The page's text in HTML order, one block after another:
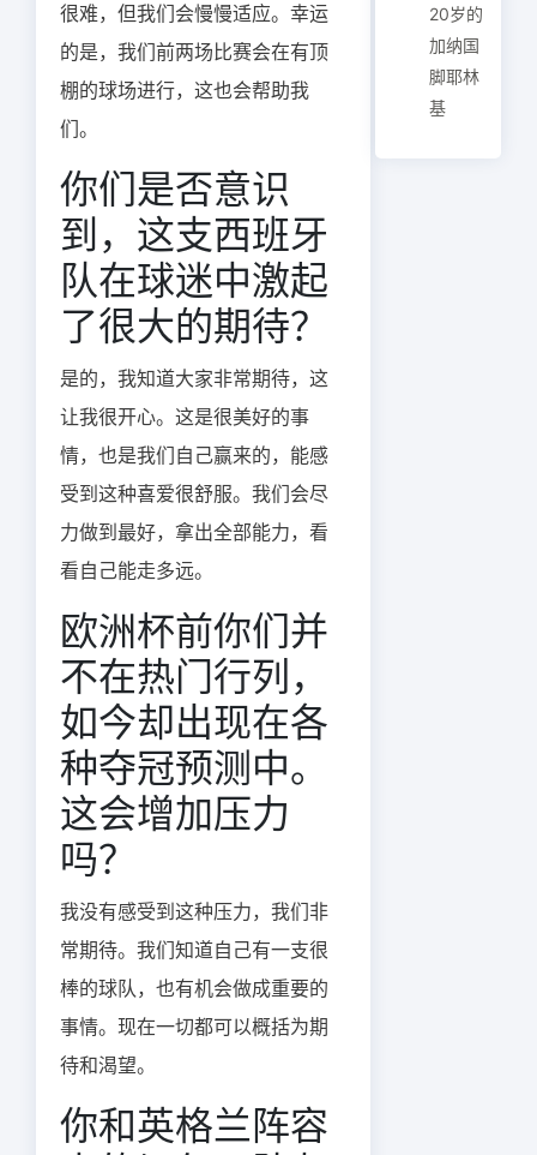
很难，但我们会慢慢适应。幸运
的是，我们前两场比赛会在有顶
棚的球场进行，这也会帮助我
们。
你们是否意识
到，这支西班牙
队在球迷中激起
了很大的期待？
是的，我知道大家非常期待，这
让我很开心。这是很美好的事
情，也是我们自己赢来的，能感
受到这种喜爱很舒服。我们会尽
力做到最好，拿出全部能力，看
看自己能走多远。
欧洲杯前你们并
不在热门行列，
如今却出现在各
种夺冠预测中。
这会增加压力
吗？
我没有感受到这种压力，我们非
常期待。我们知道自己有一支很
棒的球队，也有机会做成重要的
事情。现在一切都可以概括为期
待和渴望。
你和英格兰阵容
20岁的
加纳国
脚耶林
基